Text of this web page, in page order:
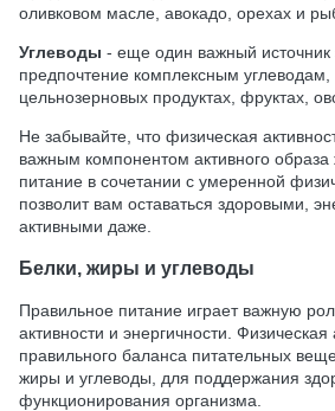
оливковом масле, авокадо, орехах и
Углеводы - еще один важный источник
предпочтение комплексным
цельнозерновых продуктах, фруктах,
Не забывайте, что физическая
важным компонентом активного
питание в сочетании с умеренной
позволит вам оставаться здоровыми,
активными даже.
Белки, жиры и углеводы
Правильное питание играет важную
активности и энергичности. Физическая
правильного баланса питательных
жиры и углеводы, для поддержания
функционирования организма.